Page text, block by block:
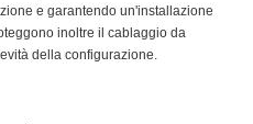
e garantendo un'installazione
inoltre il cablaggio da
della configurazione.